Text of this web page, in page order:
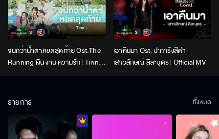
จนกว่าน้ำตาหยดสุดท้าย Ost.The
Running เงิน งาน ความรัก | Tinn |
เอาคืนมา Ost. ปะการังสีดำ |
เสาวลักษณ์ ลีละบุตร | Official MV
รายการ ทั้งหมด